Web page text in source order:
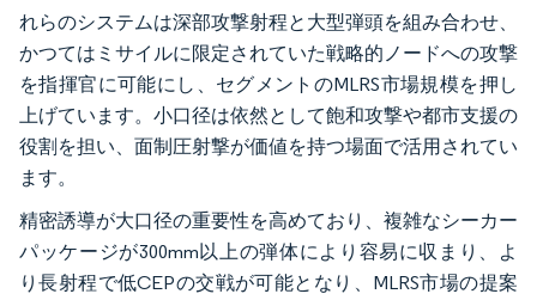
れらのシステムは深部攻撃射程と大型弾頭を組み合わせ、
かつてはミサイルに限定されていた戦略的ノードへの攻撃
を指揮官に可能にし、セグメントのMLRS市場規模を押し
上げています。小口径は依然として飽和攻撃や都市支援の
役割を担い、面制圧射撃が価値を持つ場面で活用されてい
ます。
精密誘導が大口径の重要性を高めており、複雑なシーカー
パッケージが300mm以上の弾体により容易に収まり、よ
り長射程で低CEPの交戦が可能となり、MLRS市場の提案